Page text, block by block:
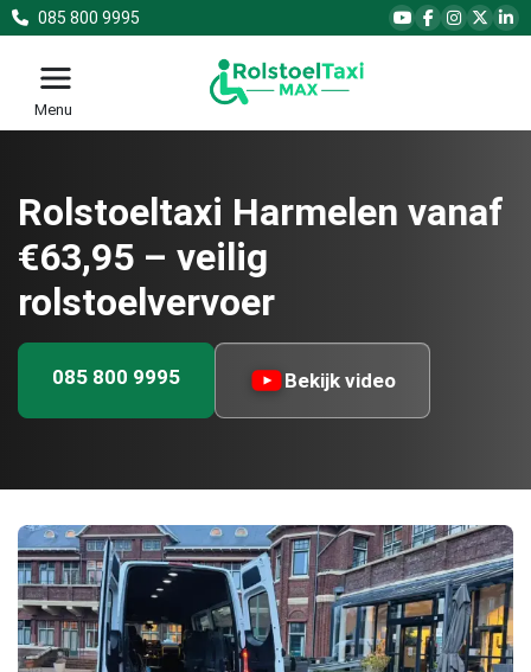
085 800 9995
Menu
Rolstoeltaxi Harmelen vanaf
€63,95 – veilig
rolstoelvervoer
085 800 9995 Bekijk video